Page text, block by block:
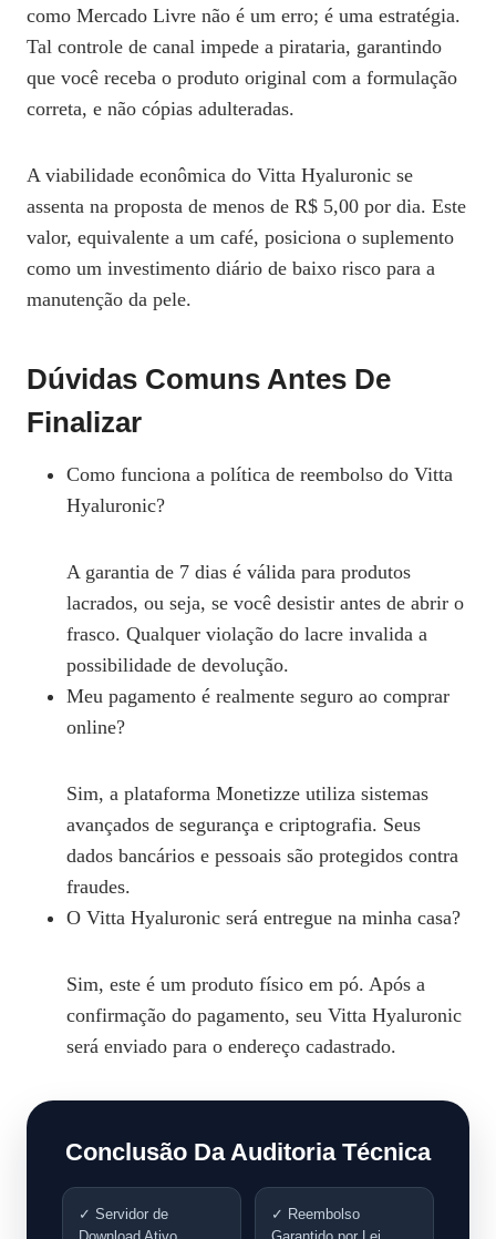
como Mercado Livre não é um erro; é uma estratégia.
Tal controle de canal impede a pirataria, garantindo
que você receba o produto original com a formulação
correta, e não cópias adulteradas.
A viabilidade econômica do Vitta Hyaluronic se
assenta na proposta de menos de R$ 5,00 por dia. Este
valor, equivalente a um café, posiciona o suplemento
como um investimento diário de baixo risco para a
manutenção da pele.
Dúvidas Comuns Antes De
Finalizar
Como funciona a política de reembolso do Vitta
Hyaluronic?
A garantia de 7 dias é válida para produtos
lacrados, ou seja, se você desistir antes de abrir o
frasco. Qualquer violação do lacre invalida a
possibilidade de devolução.
Meu pagamento é realmente seguro ao comprar
online?
Sim, a plataforma Monetizze utiliza sistemas
avançados de segurança e criptografia. Seus
dados bancários e pessoais são protegidos contra
fraudes.
O Vitta Hyaluronic será entregue na minha casa?
Sim, este é um produto físico em pó. Após a
confirmação do pagamento, seu Vitta Hyaluronic
será enviado para o endereço cadastrado.
Conclusão Da Auditoria Técnica
✓ Servidor de
✓ Reembolso